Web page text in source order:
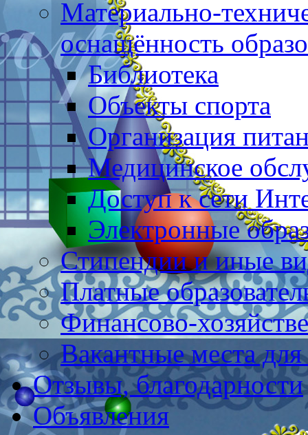
Материально-
оснащённость
Библиотека
Объекты спорта
Организация
Медицинское
Доступ к сети
Электронные
Стипендии и иные
Платные
Финансово-
Вакантные места
Отзывы, благодарности
Объявления